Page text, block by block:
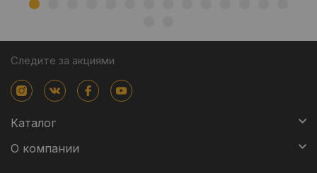
Следите за акциями
Каталог
О компании